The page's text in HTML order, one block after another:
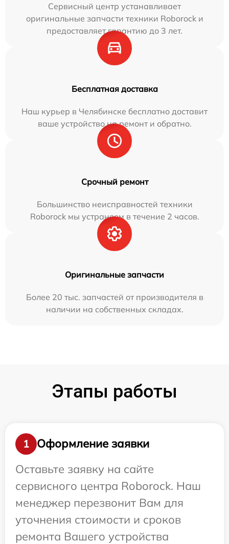
Сервисный центр устанавливает
оригинальные запчасти техники Roborock и
предоставляет гарантию до 3 лет.
Бесплатная доставка
Наш курьер в Челябинске бесплатно доставит
ваше устройство на ремонт и обратно.
Срочный ремонт
Большинство неисправностей техники
Roborock мы устраняем в течение 2 часов.
Оригинальные запчасти
Более 20 тыс. запчастей от производителя в
наличии на собственных складах.
Этапы работы
1
Оформление заявки
Оставьте заявку на сайте
сервисного центра Roborock. Наш
менеджер перезвонит Вам для
уточнения стоимости и сроков
ремонта Вашего устройства